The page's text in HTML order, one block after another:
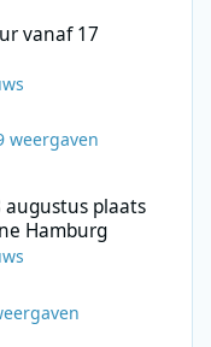
vanaf 17
weergaven
augustus plaats
Hamburg